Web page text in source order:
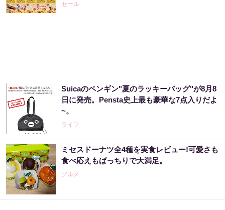
セール
Suicaのペンギン"夏のラッキーバッグ"が8月8
日に発売。Pensta史上最も豪華な7点入りだよ
~。
ライフ
ミセスドーナツ全4種を実食レビュー!可愛さも
食べ応えもばっちりで大満足。
グルメ